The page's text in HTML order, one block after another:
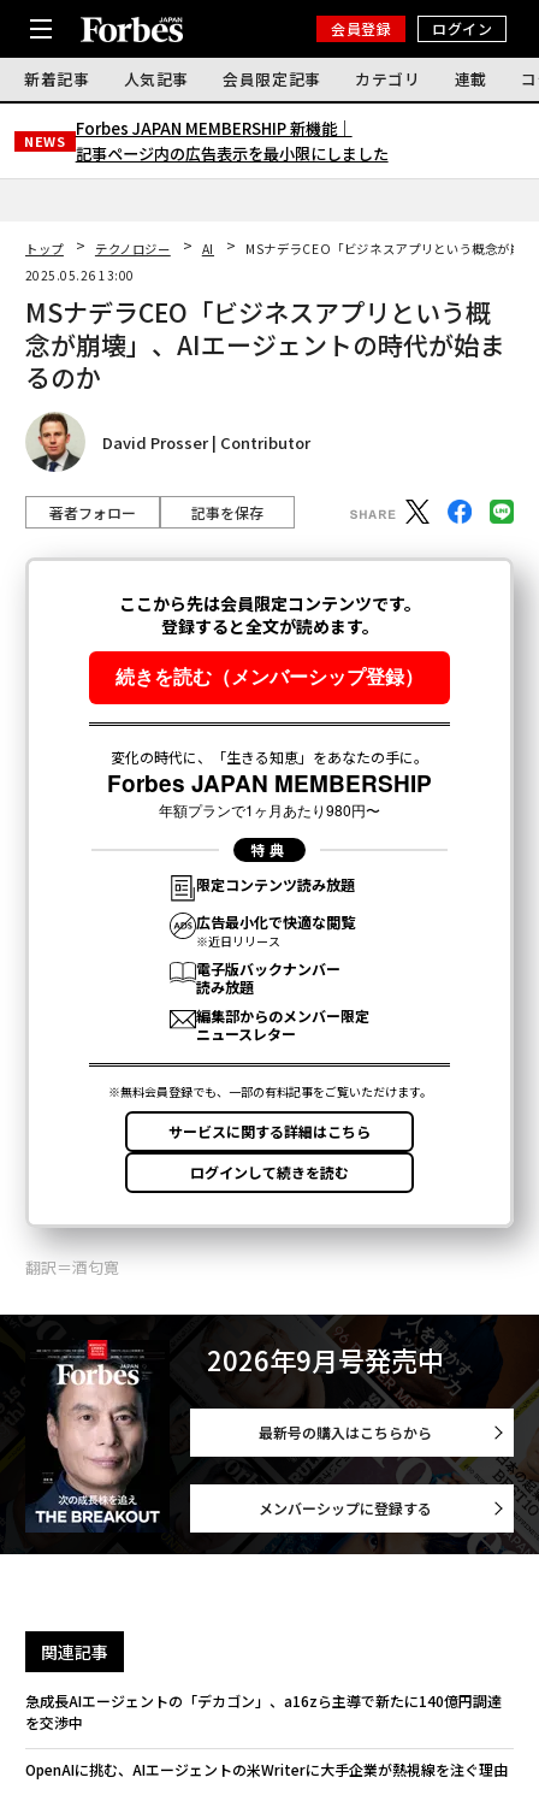
会員登録 ログイン
新着記事 人気記事 会員限定記事 カテゴリ 連載
NEWS
Forbes JAPAN MEMBERSHIP 新機能｜
記事ページ内の広告表示を最小限にしました
トップ テクノロジー AI
MSナデラCEO「ビジネスアプリという概念が崩
2025.05.26 13:00
MSナデラCEO「ビジネスアプリという概
念が崩壊」、AIエージェントの時代が始ま
るのか
David Prosser | Contributor
著者フォロー 記事を保存
翻訳＝酒匂寛
2026年9月号発売中
最新号の購入はこちらから
メンバーシップに登録する
関連記事
急成長AIエージェントの「デカゴン」、a16zら主導で新たに140億円調達
を交渉中
OpenAIに挑む、AIエージェントの米Writerに大手企業が熱視線を注ぐ理由